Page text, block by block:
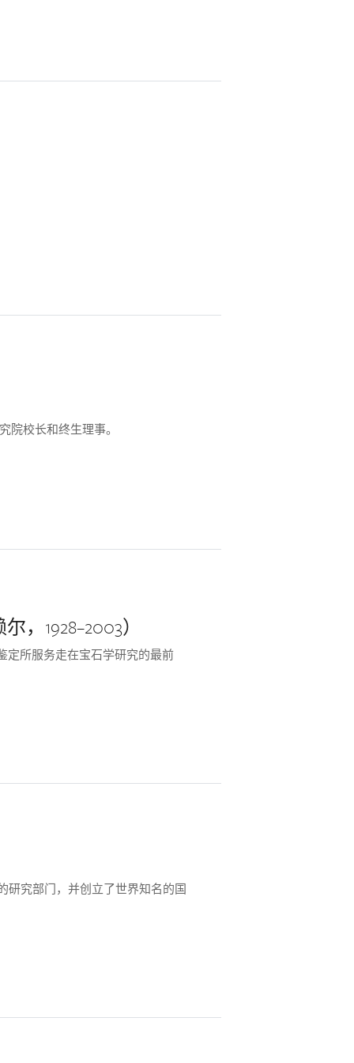
院校长和终生理事。
，1928–2003）
定所服务走在宝石学研究的最前
研究部门，并创立了世界知名的国